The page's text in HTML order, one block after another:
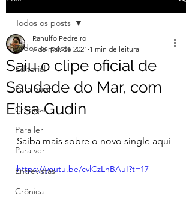
Todos os posts
Editorial
Para ouvir
Crônicas
Para ler
Para ver
Entrevistas
Crônica
Todos os posts
Saiu o clipe oficial de
Saudade do Mar, com
Elisa Gudin
Ranulfo Pedreiro
7 de mai. de 2021 1 min de leitura
Saiba mais sobre o novo single aqui
https://youtu.be/cvlCzLnBAuI?t=17